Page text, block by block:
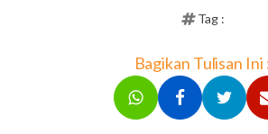
Tag :
Bagikan Tulisan Ini